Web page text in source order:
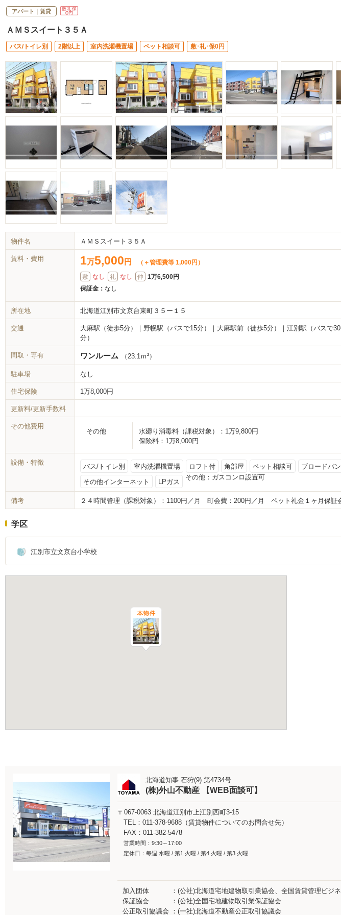
アパート｜賃貸
ＡＭＳスイート３５Ａ
バス/トイレ別 2階以上 室内洗濯機置場 ペット相談可 敷･礼･保0円
物件名 ＡＭＳスイート３５Ａ
賃料・費用 1万5,000 円
（＋管理費等 1,000円）
敷 なし 礼 なし 仲
1万6,500円
保証金： なし
所在地 北海道江別市文京台東町３５ー１５
交通
大麻駅（徒歩5分）｜野幌駅（バスで15分）｜大麻駅前（徒歩5分）｜江別駅（バスで
分）
間取・専有 ワンルーム （23.1ｍ²）
駐車場 なし
住宅保険 1万8,000円
更新料/更新手数料
その他費用
その他 水廻り消毒料（課税対象）： 1万9,800円
保険料： 1万8,000円
設備・特徴
バス/トイレ別 室内洗濯機置場 ロフト付 角部屋 ペット相談可 ブロードバ
その他インターネット
LPガス
その他： ガスコンロ設置可
備考 ２４時間管理（課税対象）：1100円／月 町会費：200円／月 ペット礼金１ヶ月保証
学区
江別市立文京台小学校
北海道知事 石狩(9) 第4734号
(株)外山不動産 【WEB面談可】
〒067-0063 北海道江別市上江別西町3-15
TEL：011-378-9688（賃貸物件についてのお問合せ先）
FAX：011-382-5478
営業時間：9:30～17:00
定休日：毎週 水曜 / 第1 火曜 / 第4 火曜 / 第3 火曜
加入団体
(公社)北海道宅地建物取引業協会、全国賃貸管理ビジ
保証協会
(公社)全国宅地建物取引業保証協会
公正取引協議会
(一社)北海道不動産公正取引協議会